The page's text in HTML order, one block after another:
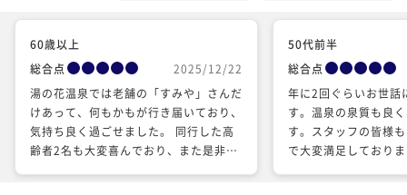
60歳以上
総合点
2025/12/22
湯の花温泉では老舗の「すみや」さんだ
けあって、何もかもが行き届いており、
気持ち良く過ごせました。 同行した高
齢者2名も大変喜んでおり、また是非お
50代前半
総合点
年に2回ぐらいお世話
す。温泉の泉質も良
す。スタッフの皆様
で大変満足しており